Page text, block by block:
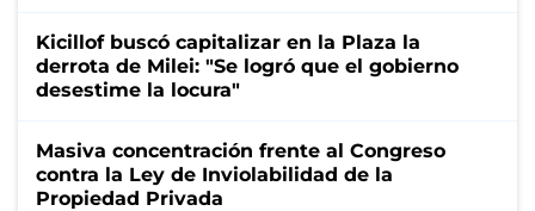
Kicillof buscó capitalizar en la Plaza la
derrota de Milei: "Se logró que el gobierno
desestime la locura"
Masiva concentración frente al Congreso
contra la Ley de Inviolabilidad de la
Propiedad Privada